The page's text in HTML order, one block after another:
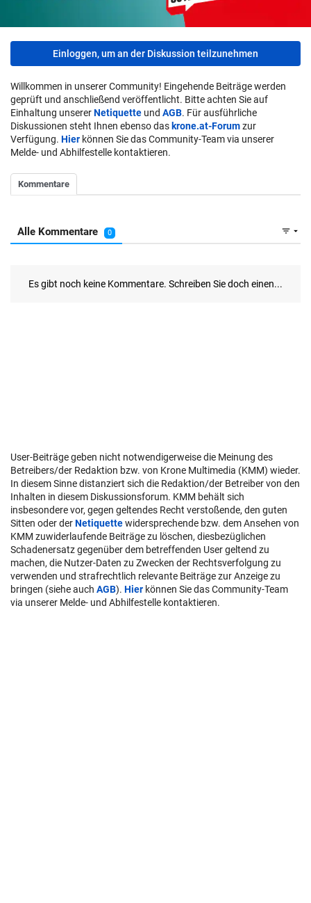
Einloggen, um an der Diskussion teilzunehmen
Willkommen in unserer Community! Eingehende Beiträge werden
geprüft und anschließend veröffentlicht. Bitte achten Sie auf
Einhaltung unsererNetiquette und AGB. Für ausführliche
Diskussionen steht Ihnen ebenso das krone.at-Forumzur
Verfügung. Hier können Sie das Community-Team via unserer
Melde- und Abhilfestelle kontaktieren.
User-Beiträge geben nicht notwendigerweise die Meinung des
Betreibers/der Redaktion bzw. von Krone Multimedia (KMM) wieder.
In diesem Sinne distanziert sich die Redaktion/der Betreiber von den
Inhalten in diesem Diskussionsforum. KMM behält sich
insbesondere vor, gegen geltendes Recht verstoßende, den guten
Sitten oder derNetiquettewidersprechende bzw. dem Ansehen von
KMM zuwiderlaufende Beiträge zu löschen, diesbezüglichen
Schadenersatz gegenüber dem betreffenden User geltend zu
machen, die Nutzer-Daten zu Zwecken der Rechtsverfolgung zu
verwenden und strafrechtlich relevante Beiträge zur Anzeige zu
bringen (siehe auch AGB). Hier können Sie das Community-Team
via unserer Melde- und Abhilfestelle kontaktieren.